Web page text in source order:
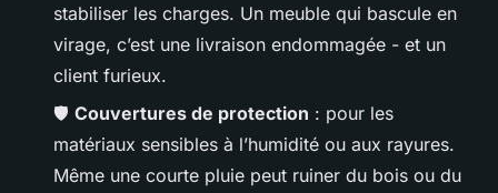
stabiliser les charges. Un meuble qui bascule en
virage, c’est une livraison endommagée - et un
client furieux.
🛡️ Couvertures de protection : pour les
matériaux sensibles à l’humidité ou aux rayures.
Même une courte pluie peut ruiner du bois ou du